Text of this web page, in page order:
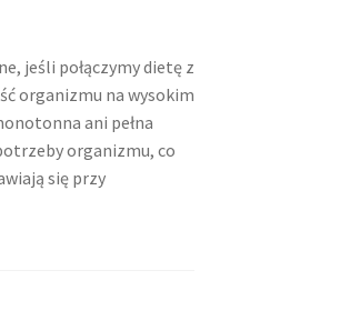
jeśli połączymy dietę z
organizmu na wysokim
ani pełna
organizmu, co
się przy